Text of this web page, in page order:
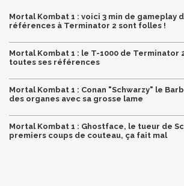
Mortal Kombat 1 : voici 3 min de gameplay
références à Terminator 2 sont folles !
Mortal Kombat 1 : le T-1000 de Terminator
toutes ses références
Mortal Kombat 1 : Conan "Schwarzy" le
des organes avec sa grosse lame
Mortal Kombat 1 : Ghostface, le tueur de
premiers coups de couteau, ça fait mal